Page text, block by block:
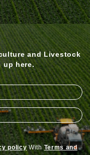
and Livestock
up here.
policyWithTerms and